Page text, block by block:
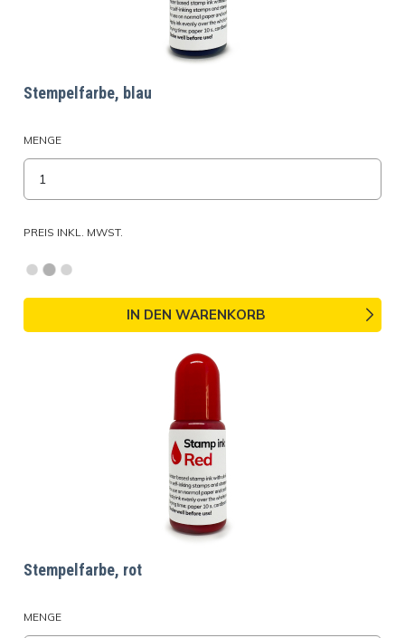
Stempelfarbe, blau
MENGE
PREIS INKL. MWST.
IN DEN WARENKORB
Stempelfarbe, rot
MENGE